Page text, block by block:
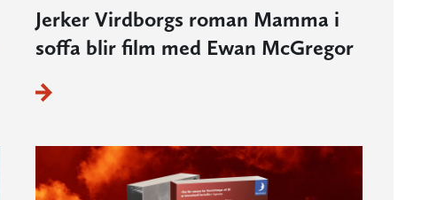
Jerker Virdborgs roman Mamma i
soffa blir film med Ewan McGregor